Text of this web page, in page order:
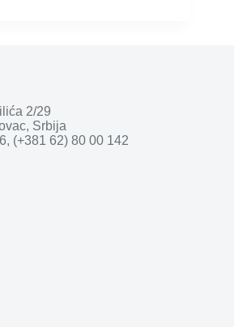
2/29
Srbija
(+381 62) 80 00 142